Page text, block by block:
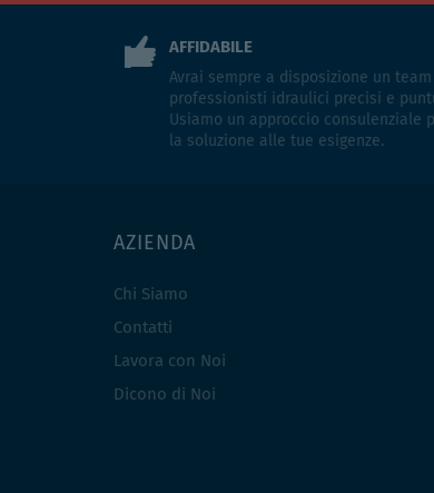
AFFIDABILE
Avrai sempre a disposizione un
professionisti idraulici precisi e
Usiamo un approccio consulenziale
la soluzione alle tue esigenze.
AZIENDA
Chi Siamo
Contatti
Lavora con Noi
Dicono di Noi